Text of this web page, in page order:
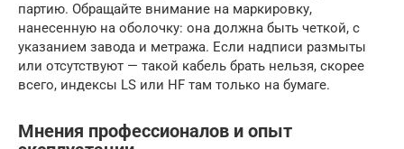
партию. Обращайте внимание на маркировку,
нанесенную на оболочку: она должна быть четкой, с
указанием завода и метража. Если надписи размыты
или отсутствуют — такой кабель брать нельзя, скорее
всего, индексы LS или HF там только на бумаге.
Мнения профессионалов и опыт